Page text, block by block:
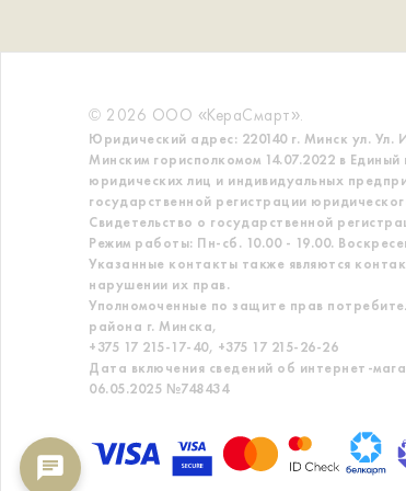
© 2026 ООО «КераСмарт».
Юридический адрес: 220140 г. Минск ул.
Минским горисполкомом 14.07.2022 в Единый
юридических лиц и индивидуальных
государственной регистрации
Свидетельство о государственной
Режим работы: Пн-сб. 10.00 - 19.00.
Указанные контакты также являются
нарушении их прав.
Уполномоченные по защите прав
района г. Минска,
+375 17 215-17-40, +375 17 215-26-26
Дата включения сведений об интернет-
06.05.2025 №748434